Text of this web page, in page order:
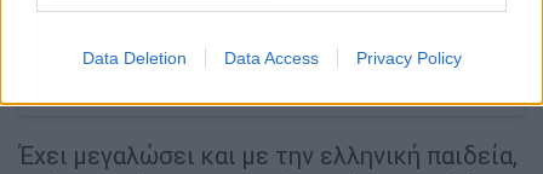
Data Deletion Data Access Privacy Policy
A post shared by Stefania (@stefania_)
Έχει μεγαλώσει και με την ελληνική παιδεία,